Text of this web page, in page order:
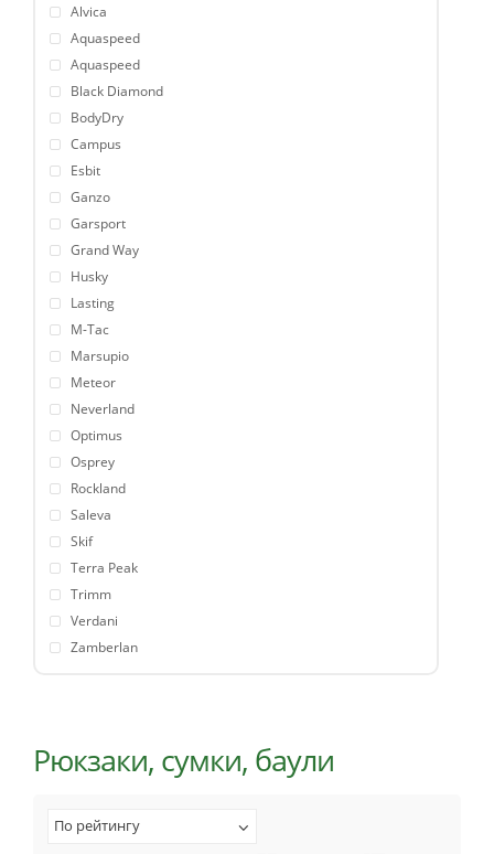
Alvica
Aquaspeed
Aquaspeed
Black Diamond
BodyDry
Campus
Esbit
Ganzo
Garsport
Grand Way
Husky
Lasting
M-Tac
Marsupio
Meteor
Neverland
Optimus
Osprey
Rockland
Saleva
Skif
Terra Peak
Trimm
Verdani
Zamberlan
Рюкзаки, сумки, баули
По рейтингу